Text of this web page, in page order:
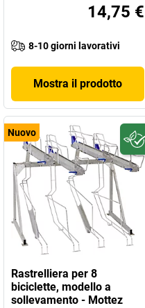
14,75 €
8-10 giorni lavorativi
Mostra il prodotto
Nuovo
Rastrelliera per 8
biciclette, modello a
sollevamento - Mottez